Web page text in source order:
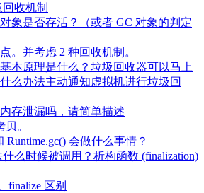
回收机制
象是否存活？（或者 GC 对象的判定
。并考虑 2 种回收机制。
本原理是什么？垃圾回收器可以马上
么办法主动通知虚拟机进行垃圾回
存泄漏吗，请简单描述
。
Runtime.gc() 会做什么事情？
什么时候被调用？析构函数 (finalization)
finalize 区别